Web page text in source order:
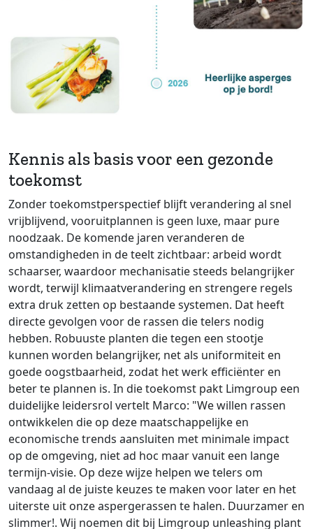
Kennis als basis voor een gezonde
toekomst
Zonder toekomstperspectief blijft verandering al snel
vrijblijvend, vooruitplannen is geen luxe, maar pure
noodzaak. De komende jaren veranderen de
omstandigheden in de teelt zichtbaar: arbeid wordt
schaarser, waardoor mechanisatie steeds belangrijker
wordt, terwijl klimaatverandering en strengere regels
extra druk zetten op bestaande systemen. Dat heeft
directe gevolgen voor de rassen die telers nodig
hebben. Robuuste planten die tegen een stootje
kunnen worden belangrijker, net als uniformiteit en
goede oogstbaarheid, zodat het werk efficiënter en
beter te plannen is. In die toekomst pakt Limgroup een
duidelijke leidersrol vertelt Marco: "We willen rassen
ontwikkelen die op deze maatschappelijke en
economische trends aansluiten met minimale impact
op de omgeving, niet ad hoc maar vanuit een lange
termijn-visie. Op deze wijze helpen we telers om
vandaag al de juiste keuzes te maken voor later en het
uiterste uit onze aspergerassen te halen. Duurzamer en
slimmer!. Wij noemen dit bij Limgroup unleashing plant